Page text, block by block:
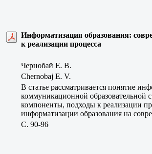
Информатизация образования:
к реализации процесса
Чернобай Е. В.
Chernobaj E. V.
В статье рассматривается понятие
коммуникационной образовательной
компоненты, подходы к реализации
информатизации образования на
C. 90-96